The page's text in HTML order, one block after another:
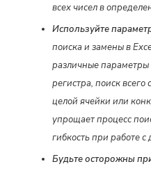
всех чисел в
Используйте
поиска и замены в
различные параметры
регистра, поиск всего
целой ячейки или
упрощает процесс
гибкость при работе
Будьте осторожны